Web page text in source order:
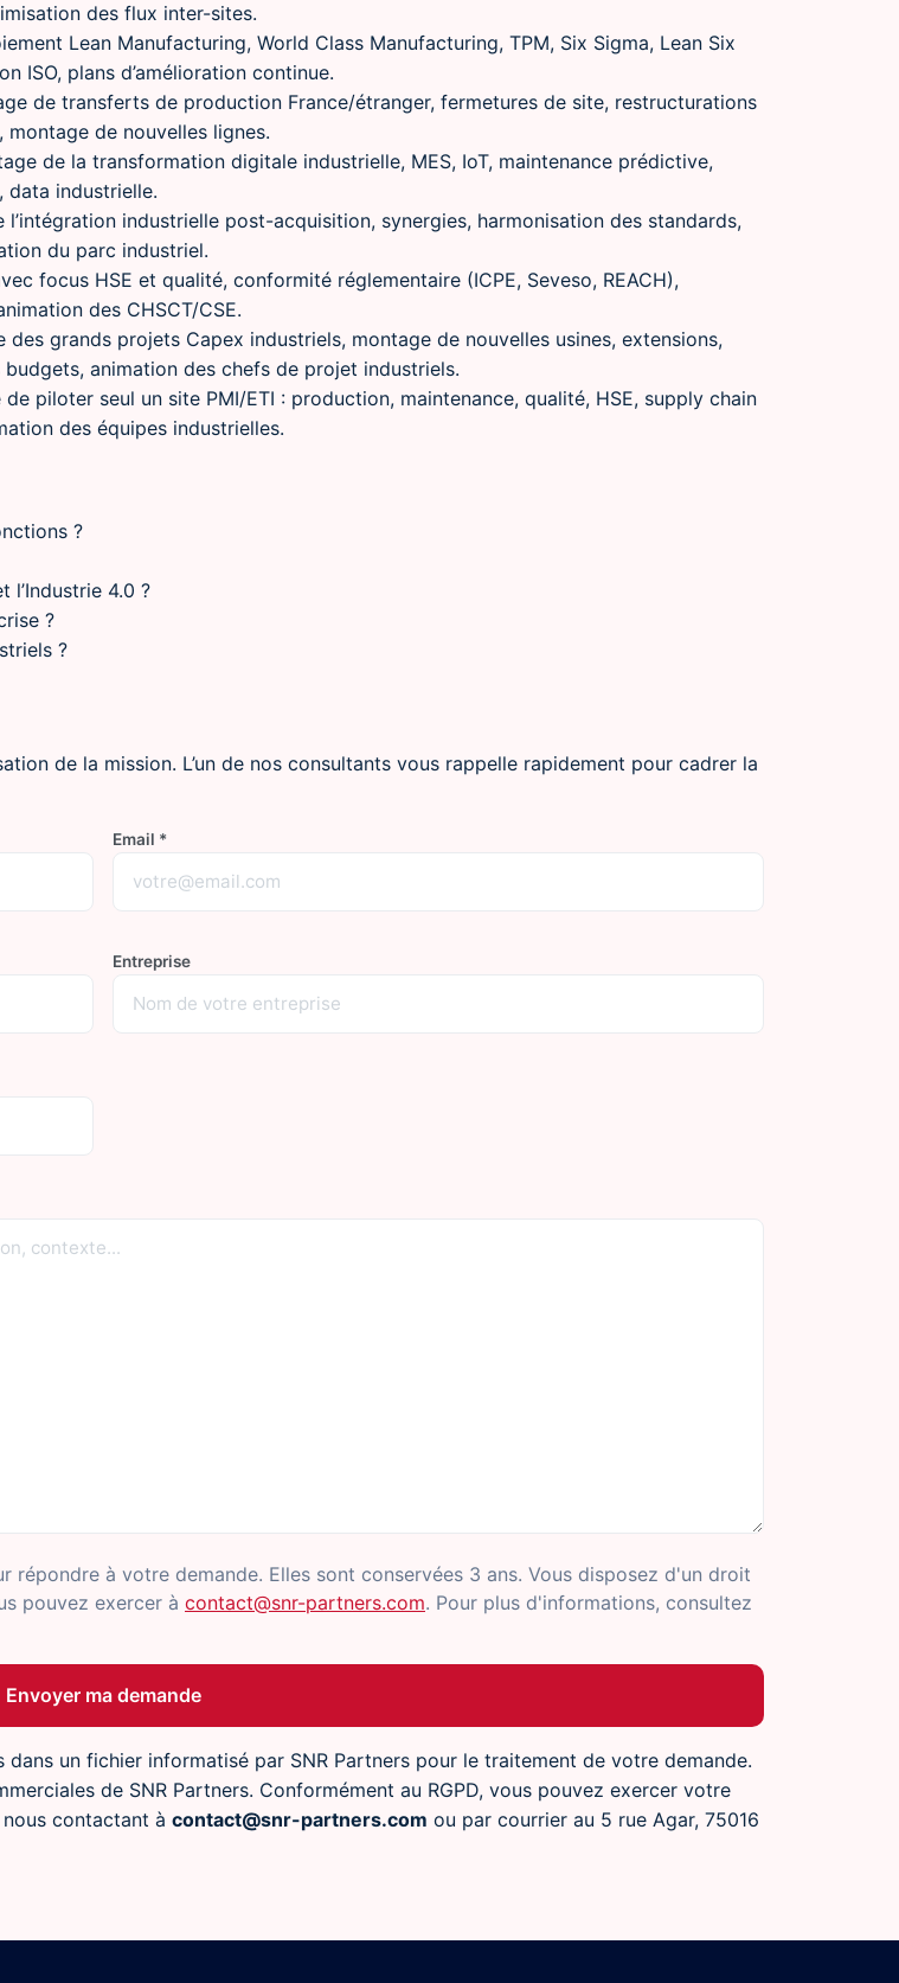
des flux inter-sites.
Lean Manufacturing, World Class Manufacturing, TPM, Six Sigma, Lean Six
ISO, plans d’amélioration continue.
de transferts de production France/étranger, fermetures de site, restructurations
montage de nouvelles lignes.
de la transformation digitale industrielle, MES, IoT, maintenance prédictive,
data industrielle.
industrielle post-acquisition, synergies, harmonisation des standards,
du parc industriel.
focus HSE et qualité, conformité réglementaire (ICPE, Seveso, REACH),
des CHSCT/CSE.
grands projets Capex industriels, montage de nouvelles usines, extensions,
animation des chefs de projet industriels.
piloter seul un site PMI/ETI : production, maintenance, qualité, HSE, supply chain
des équipes industrielles.
?
l’Industrie 4.0 ?
?
?
de la mission. L’un de nos consultants vous rappelle rapidement pour cadrer la
Email *
Entreprise
répondre à votre demande. Elles sont conservées 3 ans. Vous disposez d'un droit
pouvez exercer à contact@snr-partners.com. Pour plus d'informations, consultez
un fichier informatisé par SNR Partners pour le traitement de votre demande.
de SNR Partners. Conformément au RGPD, vous pouvez exercer votre
contactant à contact@snr-partners.com ou par courrier au 5 rue Agar, 75016